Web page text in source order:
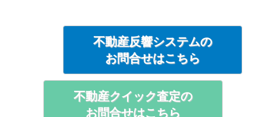
不動産反響システムの
お問合せはこちら
不動産クイック査定の
お問合せはこちら